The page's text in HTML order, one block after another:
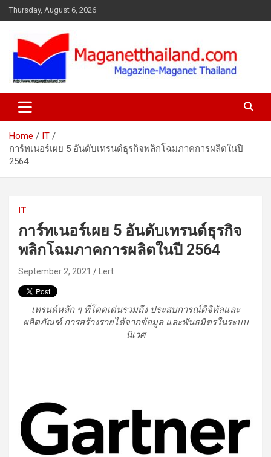
Skip
to
Thursday, August 6, 2026
Home
IT
การ์ทเนอร์เผย 5 อันดับเทรนด์ธุรกิจพลิกโฉมภาคการผลิตในปี
2564
IT
การ์ทเนอร์เผย 5 อันดับเทรนด์ธุรกิจ
พลิกโฉมภาคการผลิตในปี 2564
September 2, 2021 Lert
เทรนด์หลัก ๆ ที่โดดเด่นรวมถึง ประสบการณ์ดิจิทัลและ
ผลิตภัณฑ์ การสร้างรายได้จากข้อมูล และพันธมิตรในระบบ
นิเวศ